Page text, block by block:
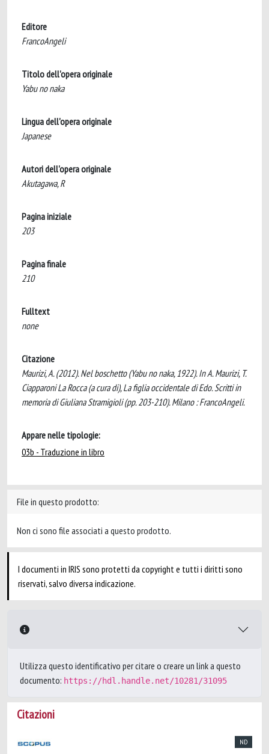
Editore
FrancoAngeli
Titolo dell'opera originale
Yabu no naka
Lingua dell'opera originale
Japanese
Autori dell'opera originale
Akutagawa, R
Pagina iniziale
203
Pagina finale
210
Fulltext
none
Citazione
Maurizi, A. (2012). Nel boschetto (Yabu no naka, 1922). In A. Maurizi, T.
Ciapparoni La Rocca (a cura di), La figlia occidentale di Edo. Scritti in
memoria di Giuliana Stramigioli (pp. 203-210). Milano : FrancoAngeli.
Appare nelle tipologie:
03b - Traduzione in libro
File in questo prodotto:
Non ci sono file associati a questo prodotto.
I documenti in IRIS sono protetti da copyright e tutti i diritti sono
riservati, salvo diversa indicazione.
Utilizza questo identificativo per citare o creare un link a questo
documento: https://hdl.handle.net/10281/31095
Citazioni
ND